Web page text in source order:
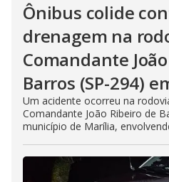
Ônibus colide
drenagem na
Comandante
Barros (SP-294)
Um acidente ocorreu na
Comandante João Ribeiro de
município de Marília,